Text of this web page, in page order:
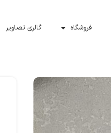
فروشگاه گالری تصاویر